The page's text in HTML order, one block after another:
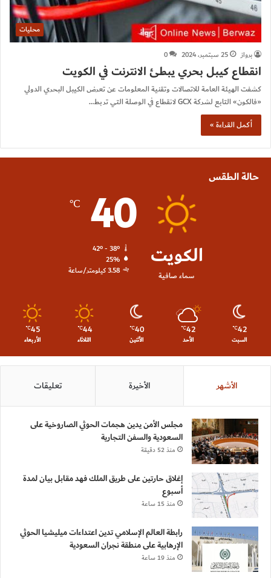
محليات
برواز
25 سبتمبر، 2024 0
انقطاع كيبل بحري يبطئ الانترنت في الكويت
كشفت الهيئة العامة للاتصالات وتقنية المعلومات عن تعرض الكيبل البحري الدولي
«فالكون» التابع لشركة GCX لانقطاع في الوصلة التي تربط…
أكمل القراءة »
حالة الطقس
الكويت
سماء صافية
40
℃
42º - 38º
25%
3.58 كيلومتر/ساعة
42
℃
السبت
42
℃
الأحد
40
℃
الأثنين
44
℃
الثلاثاء
45
℃
الأربعاء
الأشهر الأخيرة تعليقات
مجلس الأمن يدين هجمات الحوثي الصاروخية على
السعودية والسفن التجارية
منذ 52 دقيقة
إغلاق حارتين على طريق الملك فهد مقابل بيان لمدة
أسبوع
منذ 15 ساعة
رابطة العالم الإسلامي تدين اعتداءات ميليشيا الحوثي
الإرهابية على منطقة نجران السعودية
منذ 19 ساعة